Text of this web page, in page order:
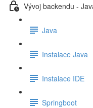
Vývoj backendu -
Java
Instalace Java
Instalace IDE
Springboot